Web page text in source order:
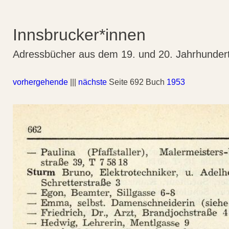
Innsbrucker*innen
Adressbücher aus dem 19. und 20.
vorhergehende nächste Seite 692 Buch 1953